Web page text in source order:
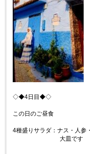
◇◆4日目◆◇
この日のご昼食
4種盛りサラダ：ナス・人参
大皿です